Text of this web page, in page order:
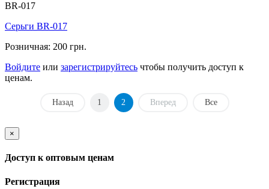
BR-017
Серьги BR-017
Розничная: 200 грн.
Войдите или зарегистрируйтесь чтобы получить доступ к
ценам.
Назад 1 2 Вперед Все
×
Доступ к оптовым ценам
Регистрация